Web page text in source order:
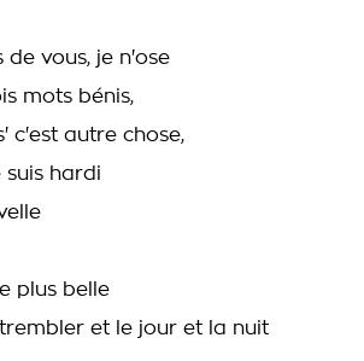
de vous, je n'ose
mots bénis,
c'est autre chose,
suis hardi
plus belle
et le jour et la nuit